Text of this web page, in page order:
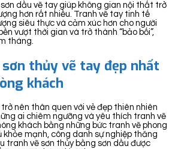
dầu vẽ tay giúp không gian nội thất trở
hơn rất nhiều. Tranh vẽ tay tinh tế
siêu thực và cảm xúc hơn cho người
vượt thời gian và trở thành “bảo bối”,
tháng.
thủy vẽ tay đẹp nhất
khách
nên thân quen với vẻ đẹp thiên nhiên
ai chiêm ngưỡng và yêu thích tranh vẽ
khách bằng những bức tranh vẽ phong
khỏe mạnh, công danh sự nghiệp thăng
tranh vẽ sơn thủy bằng sơn dầu được